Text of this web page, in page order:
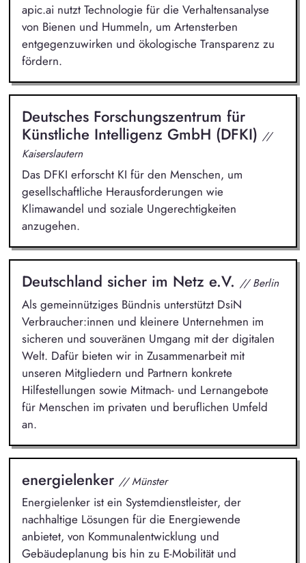
apic.ai nutzt Technologie für die Verhaltensanalyse
von Bienen und Hummeln, um Artensterben
entgegenzuwirken und ökologische Transparenz zu
fördern.
Deutsches Forschungszentrum für
Künstliche Intelligenz GmbH (DFKI) //
Kaiserslautern
Das DFKI erforscht KI für den Menschen, um
gesellschaftliche Herausforderungen wie
Klimawandel und soziale Ungerechtigkeiten
anzugehen.
Deutschland sicher im Netz e.V. // Berlin
Als gemeinnütziges Bündnis unterstützt DsiN
Verbraucher:innen und kleinere Unternehmen im
sicheren und souveränen Umgang mit der digitalen
Welt. Dafür bieten wir in Zusammenarbeit mit
unseren Mitgliedern und Partnern konkrete
Hilfestellungen sowie Mitmach- und Lernangebote
für Menschen im privaten und beruflichen Umfeld
an.
energielenker // Münster
Energielenker ist ein Systemdienstleister, der
nachhaltige Lösungen für die Energiewende
anbietet, von Kommunalentwicklung und
Gebäudeplanung bis hin zu E-Mobilität und